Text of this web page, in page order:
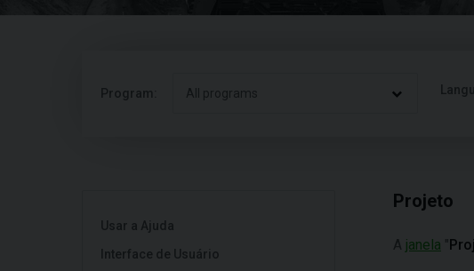
Program: All programs
Usar a Ajuda
Interface de Usuário
Projeto
A janela "